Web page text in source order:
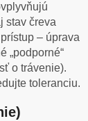
stav čreva
– úprava
„podporné“
o trávenie).
toleranciu.